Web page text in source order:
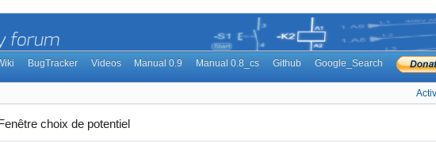
BugTracker Videos Manual 0.9 Manual 0.8_cs Github Google_Search
choix de potentiel